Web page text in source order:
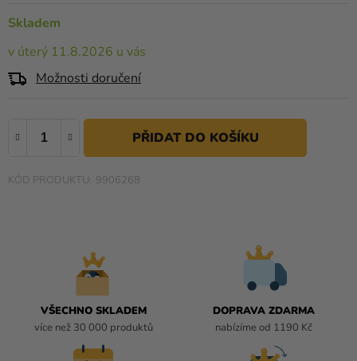
Témata
Výprodej
Tipy
Skladem
v úterý 11.8.2026 u vás
Možnosti doručení
9906268
VŠECHNO SKLADEM
více než 30 000 produktů
DOPRAVA ZDARMA
nabízíme od 1190 Kč